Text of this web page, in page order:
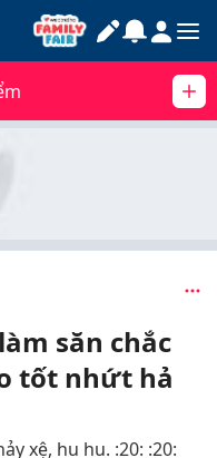
săn chắc
tốt nhứt hả
xệ, hu hu. :20: :20: